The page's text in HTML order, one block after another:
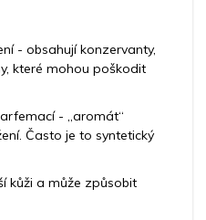
- obsahují konzervanty,
které mohou poškodit
- „aromát“
Často je to syntetický
kůži a může způsobit